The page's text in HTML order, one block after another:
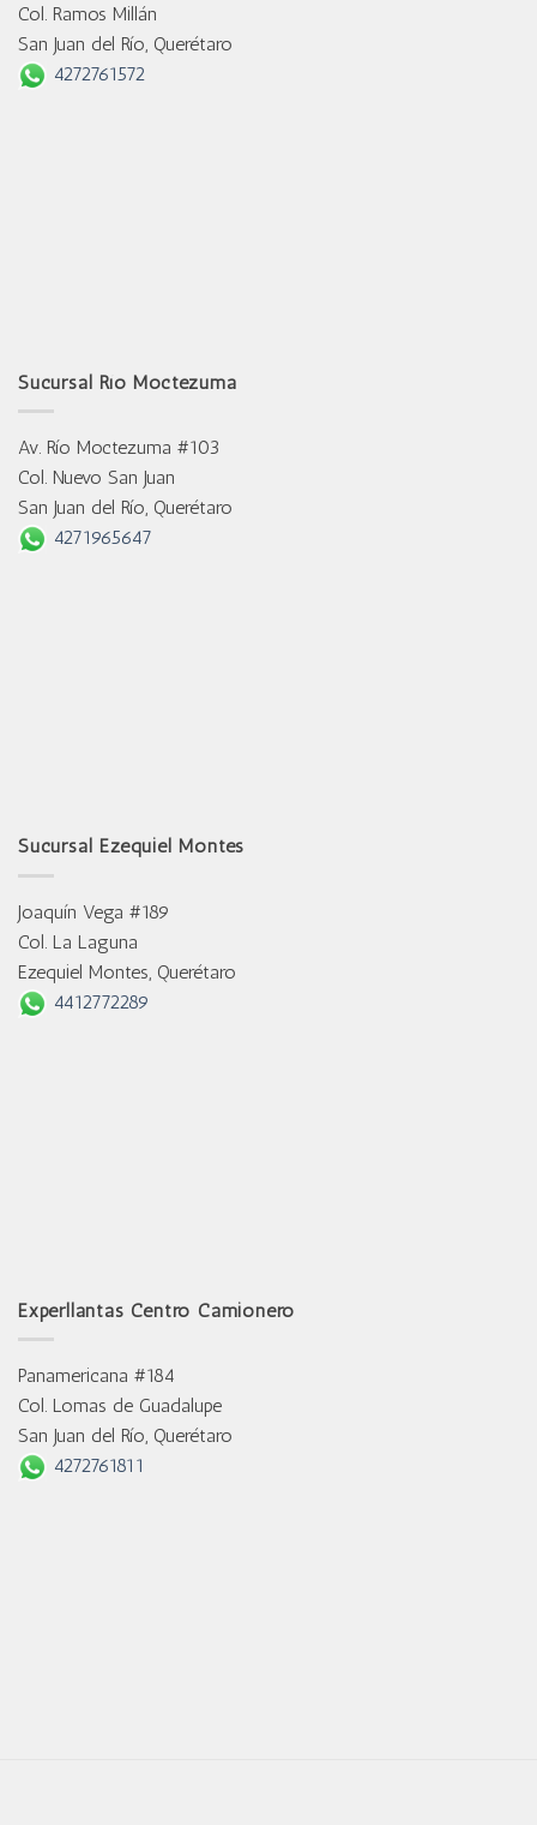
Col. Ramos Millán
San Juan del Río, Querétaro
4272761572
Sucursal Río Moctezuma
Av. Río Moctezuma #103
Col. Nuevo San Juan
San Juan del Río, Querétaro
4271965647
Sucursal Ezequiel Montes
Joaquín Vega #189
Col. La Laguna
Ezequiel Montes, Querétaro
4412772289
Experllantas Centro Camionero
Panamericana #184
Col. Lomas de Guadalupe
San Juan del Río, Querétaro
4272761811